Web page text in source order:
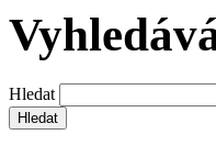
Hledat